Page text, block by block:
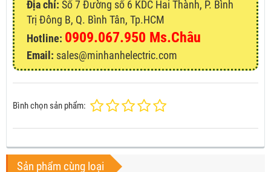
Địa chỉ: Số 7 Đường số 6 KDC Hai Thành, P. Bình
Trị Đông B, Q. Bình Tân, Tp.HCM
Hotline: 0909.067.950 Ms.Châu
Email: sales@minhanhelectric.com
Bình chọn sản phẩm:
Sản phẩm cùng loại